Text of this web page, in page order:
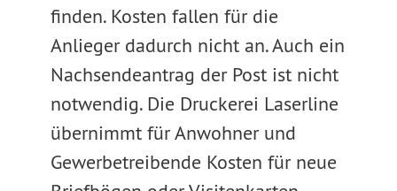
finden. Kosten fallen für die
Anlieger dadurch nicht an. Auch ein
Nachsendeantrag der Post ist nicht
notwendig. Die Druckerei Laserline
übernimmt für Anwohner und
Gewerbetreibende Kosten für neue